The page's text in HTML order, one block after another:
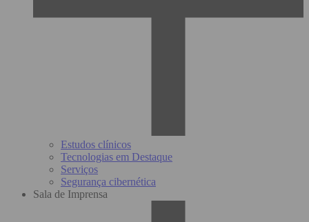
Estudos clínicos
Tecnologias em Destaque
Serviços
Segurança cibernética
Sala de Imprensa